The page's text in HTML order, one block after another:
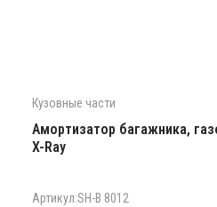
Кузовные части
Амортизатор багажника,
X-Ray
Артикул:SH-B 8012